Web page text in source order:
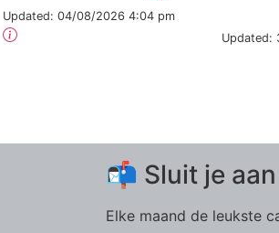
Updated: 04/08/2026 4:04 pm
Updated:
📬 Sluit je
Elke maand de leukste